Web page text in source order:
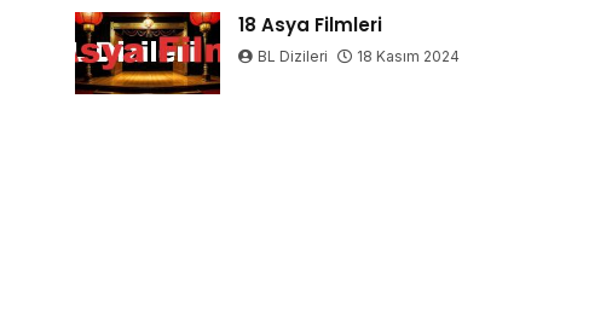
18 Asya Filmleri
BL Dizileri 18 Kasım 2024